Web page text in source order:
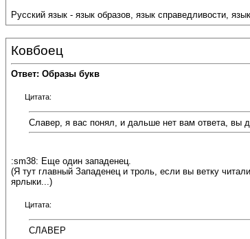
Русский язык - язык образов, язык справедливости,
Ковбоец
Ответ: Образы букв
Цитата:
Славер, я вас понял, и дальше нет вам ответа, вы
:sm38: Еще один западенец.
(Я тут главный Западенец и троль, если вы ветку
ярлыки...)
Цитата:
СЛАВЕР